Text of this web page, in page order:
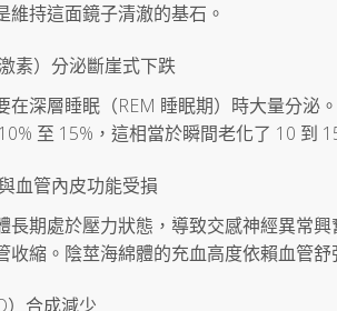
維持這面鏡子清澈的基石。
素）分泌斷崖式下跌
在深層睡眠（REM 睡眠期）時大量分泌
至 15%，這相當於瞬間老化了 10 到
血管內皮功能受損
長期處於壓力狀態，導致交感神經異常
收縮。陰莖海綿體的充血高度依賴血管
）合成減少